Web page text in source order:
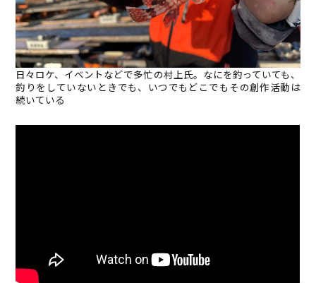
日々ロケ、イベントなどで多忙の村上氏。なにを釣っていても、
釣りをしていないときでも、いつでもどこでもその創作活動は
続いている